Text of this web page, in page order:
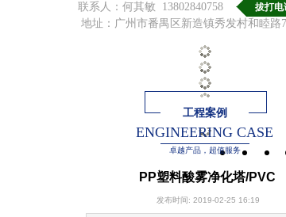
拔打电
联系人：何其敏 13802840758
地址：广州市番禺区新造镇秀发村和睦路
工程案例
ENGINEERING CASE
卓越产品，超值服务
PP塑料酸雾净化塔/PVC
发布时间: 2019-02-25 16:19